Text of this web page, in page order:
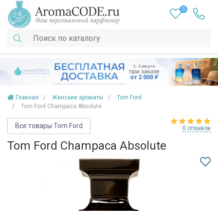
0
Главная Женские ароматы
Tom Ford
Tom Ford Champaca Absolute
Все товары Tom Ford 0 отзывов
Tom Ford Champaca Absolute